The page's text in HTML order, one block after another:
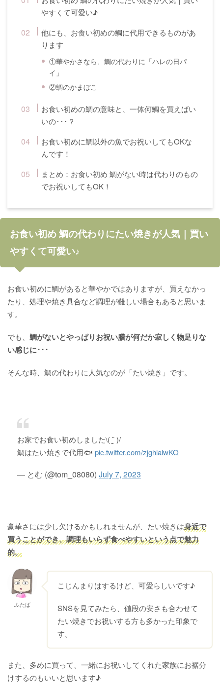
やすくて可愛い♪
他にも、お食い初めの鯛に代用できるものがあ
ります
①華やかさなら、鯛の代わりに「ハレの日パ
イ」
②鯛のかまぼこ
お食い初めの鯛の意味と、一体何鯛を買えばい
いの･･･？
お食い初めに鯛以外の魚でお祝いしてもOKな
んです！
まとめ：お食い初め 鯛がない時は代わりのもの
でお祝いしてもOK！
お食い初め 鯛の代わりにたい焼きが人気｜買い
やすくて可愛い♪
お食い初めに鯛があると華やかではありますが、買えなかっ
たり、処理や焼き具合など調理が難しい場合もあると思いま
す。
でも、 鯛がないとやっぱりお祝い膳が何だか寂しく物足りな
い感じに･･･
そんな時、鯛の代わりに人気なのが「たい焼き」です。
お家でお食い初めしました\( ¨̮ )/
鯛はたい焼きで代用🐟 pic.twitter.com/zjghialwKO
— とむ (@tom_08080) July 7, 2023
豪華さには少し欠けるかもしれませんが、たい焼きは身近で
買うことができ、調理もいらず食べやすいという点で魅力
的。
ふたば
こじんまりはするけど、可愛らしいです♪
SNSを見てみたら、値段の安さも合わせて
たい焼きでお祝いする方も多かった印象で
す。
また、多めに買って、一緒にお祝いしてくれた家族にお裾分
けするのもいいと思います♪